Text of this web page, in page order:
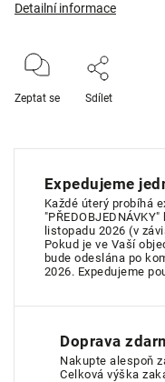
Detailní informace
Zeptat se Sdílet
Expedujeme
Každé úterý probíhá
listopadu 2026 (v
Pokud je ve Vaší
bude odeslána po
2026. Expedujeme
Doprava
Nakupte alespoň
Celková výška